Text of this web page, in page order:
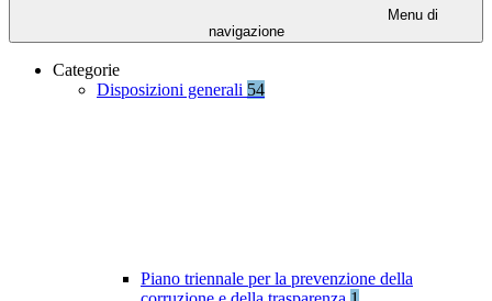
Menu di
navigazione
Categorie
Disposizioni generali 54
Piano triennale per la prevenzione della